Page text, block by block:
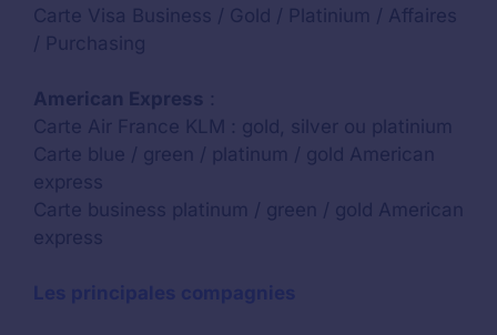
Carte Visa Business / Gold / Platinium / Affaires
/ Purchasing
American Express :
Carte Air France KLM : gold, silver ou platinium
Carte blue / green / platinum / gold American
express
Carte business platinum / green / gold American
express